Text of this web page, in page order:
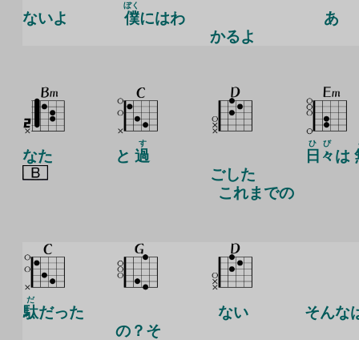
ないよ 僕
ぼく
にはわ
かるよ
あ
なた と過
す
ごした
これまでの
日々
ひび
は
駄
だ
だった
の？そ
ない そんな